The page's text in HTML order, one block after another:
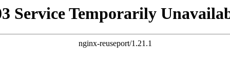
Service Temporarily
nginx-reuseport/1.21.1